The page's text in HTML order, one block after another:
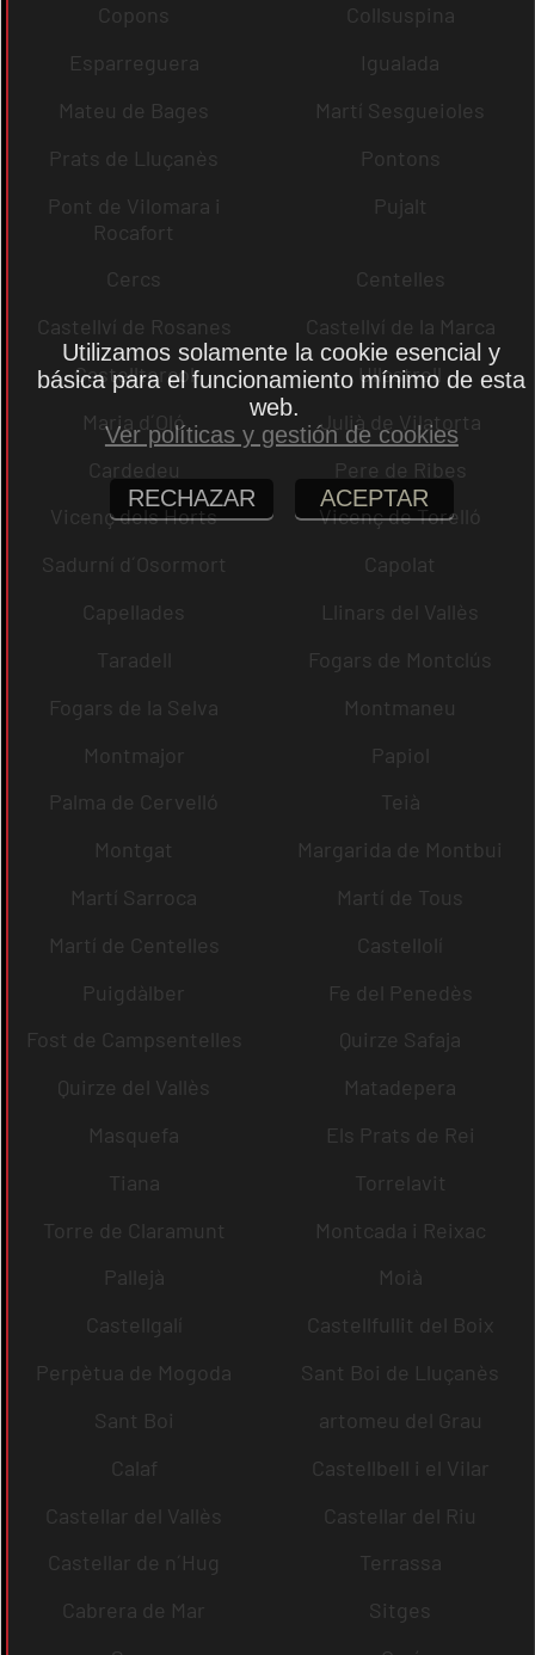
Copons
Collsuspina
Esparreguera
Igualada
Mateu de Bages
Martí Sesgueioles
Prats de Lluçanès
Pontons
Pont de Vilomara i
Rocafort
Pujalt
Cercs
Centelles
Castellví de Rosanes
Castellví de la Marca
Castellterçol
Ullastrell
Maria d´Oló
Julià de Vilatorta
Cardedeu
Pere de Ribes
Vicenç dels Horts
Vicenç de Torelló
Sadurní d´Osormort
Capolat
Capellades
Llinars del Vallès
Taradell
Fogars de Montclús
Fogars de la Selva
Montmaneu
Montmajor
Papiol
Palma de Cervelló
Teià
Montgat
Margarida de Montbui
Martí Sarroca
Martí de Tous
Martí de Centelles
Castellolí
Puigdàlber
Fe del Penedès
Fost de Campsentelles
Quirze Safaja
Quirze del Vallès
Matadepera
Masquefa
Els Prats de Rei
Tiana
Torrelavit
Torre de Claramunt
Montcada i Reixac
Pallejà
Moià
Castellgalí
Castellfullit del Boix
Perpètua de Mogoda
Sant Boi de Lluçanès
Sant Boi
artomeu del Grau
Calaf
Castellbell i el Vilar
Castellar del Vallès
Castellar del Riu
Castellar de n´Hug
Terrassa
Cabrera de Mar
Sitges
Utilizamos solamente la cookie esencial y
básica para el funcionamiento mínimo de esta
web.
Ver políticas y gestión de cookies
RECHAZAR ACEPTAR